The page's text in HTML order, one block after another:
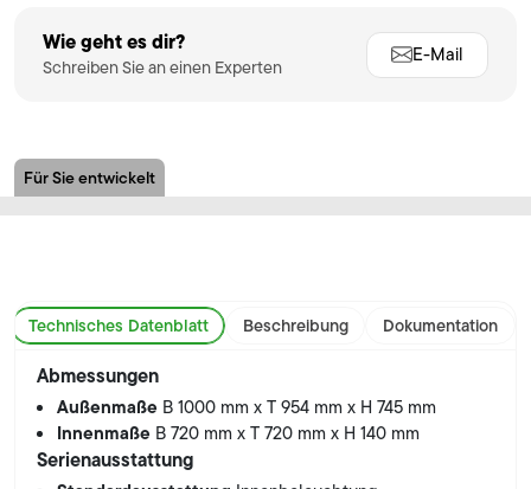
Wie geht es dir?
Schreiben Sie an einen Experten
E-Mail
Für Sie entwickelt
Technisches Datenblatt Beschreibung Dokumentation
Abmessungen
Außenmaße B 1000 mm x T 954 mm x H 745 mm
Innenmaße B 720 mm x T 720 mm x H 140 mm
Serienausstattung